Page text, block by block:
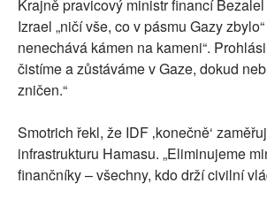
Krajně pravicový ministr financí
Izrael „ničí vše, co v pásmu Gazy
nenechává kámen na kameni“.
čistíme a zůstáváme v Gaze, dokud
zničen.“
Smotrich řekl, že IDF ‚konečně‘
infrastrukturu Hamasu. „Eliminujeme
finančníky – všechny, kdo drží civilní